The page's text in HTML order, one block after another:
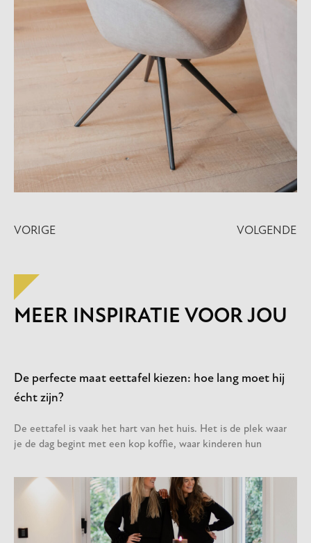
VORIGE VOLGENDE
MEER INSPIRATIE VOOR JOU
De perfecte maat eettafel kiezen: hoe lang moet hij
écht zijn?
De eettafel is vaak het hart van het huis. Het is de plek waar
je de dag begint met een kop koffie, waar kinderen hun